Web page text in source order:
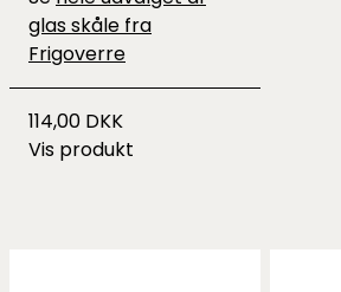
glas skåle fra
Frigoverre
114,00 DKK
Vis produkt